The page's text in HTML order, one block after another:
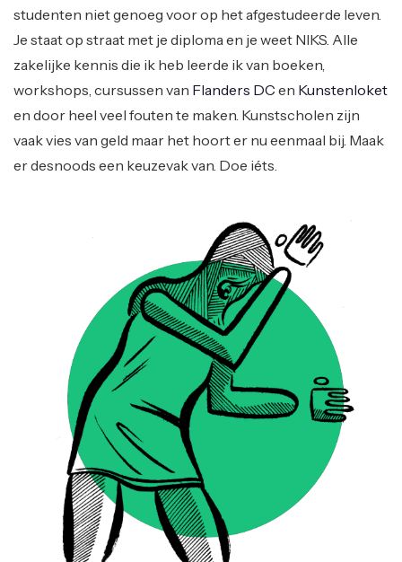
studenten niet genoeg voor op het afgestudeerde leven.
Je staat op straat met je diploma en je weet NIKS. Alle
zakelijke kennis die ik heb leerde ik van boeken,
workshops, cursussen van Flanders DC en Kunstenloket
en door heel veel fouten te maken. Kunstscholen zijn
vaak vies van geld maar het hoort er nu eenmaal bij. Maak
er desnoods een keuzevak van. Doe iéts.